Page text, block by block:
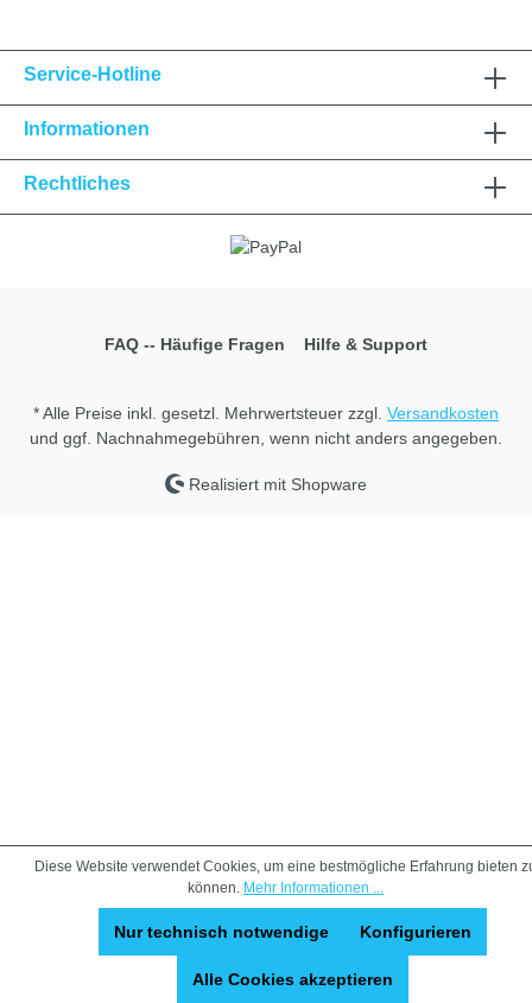
Service-Hotline
Informationen
Rechtliches
FAQ -- Häufige Fragen Hilfe & Support
* Alle Preise inkl. gesetzl. Mehrwertsteuer zzgl. Versandkosten
und ggf. Nachnahmegebühren, wenn nicht anders angegeben.
Realisiert mit Shopware
Diese Website verwendet Cookies, um eine bestmögliche Erfahrung bieten
können. Mehr Informationen ...
Nur technisch notwendige Konfigurieren
Alle Cookies akzeptieren